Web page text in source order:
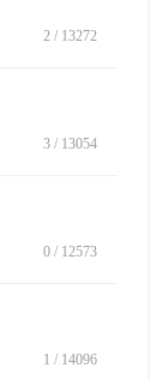
2 / 13272
3 / 13054
0 / 12573
1 / 14096